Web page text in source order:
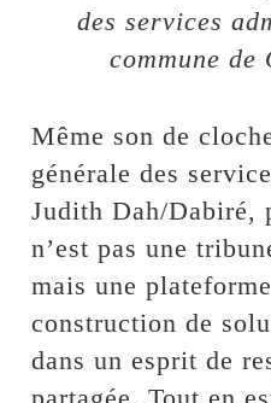
des services
commune de
Même son de
générale des
Judith Dah/Dabiré,
n’est pas une
mais une
construction de
dans un esprit de